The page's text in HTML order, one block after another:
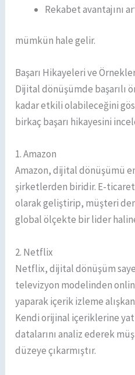
Rekabet avantajını
mümkün hale gelir.
Başarı Hikayeleri ve
Dijital dönüşümde başarılı
kadar etkili olabileceğini
birkaç başarı hikayesini
1. Amazon
Amazon, dijital dönüşümü
şirketlerden biridir. E-
olarak geliştirip, müşteri
global ölçekte bir lider
2. Netflix
Netflix, dijital dönüşüm
televizyon modelinden
yaparak içerik izleme
Kendi orijinal içeriklerine
datalarını analiz ederek
düzeye çıkarmıştır.